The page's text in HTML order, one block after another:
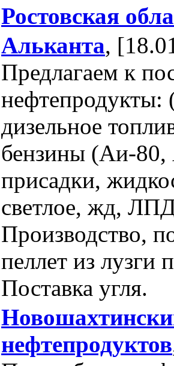
Ростовская
Альканта,
Предлагаем к
дизельное
бензины (Аи-
присадки,
светлое, жд,
Производство,
пеллет из лузги
Поставка угля.
нефтепродуктов